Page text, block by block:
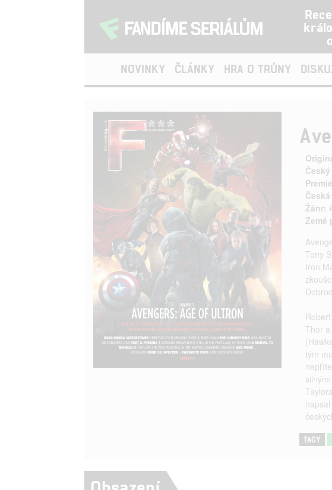
NOVINKY ČLÁNKY HRA O TRŮNY
Žánr:
Země
Tony
Iron
Thor
tým
TAGY